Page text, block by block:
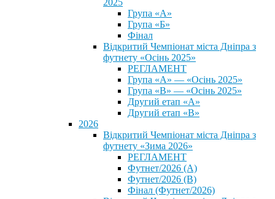
2025
Група «А»
Група «Б»
Фінал
Відкритий Чемпіонат міста Дніпра з
футнету «Осінь 2025»
РЕГЛАМЕНТ
Група «А» — «Осінь 2025»
Група «В» — «Осінь 2025»
Другий етап «А»
Другий етап «В»
2026
Відкритий Чемпіонат міста Дніпра з
футнету «Зима 2026»
РЕГЛАМЕНТ
Футнет/2026 (А)
Футнет/2026 (В)
Фінал (Футнет/2026)